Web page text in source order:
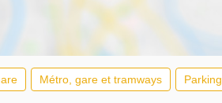
Métro, gare et tramways Parking